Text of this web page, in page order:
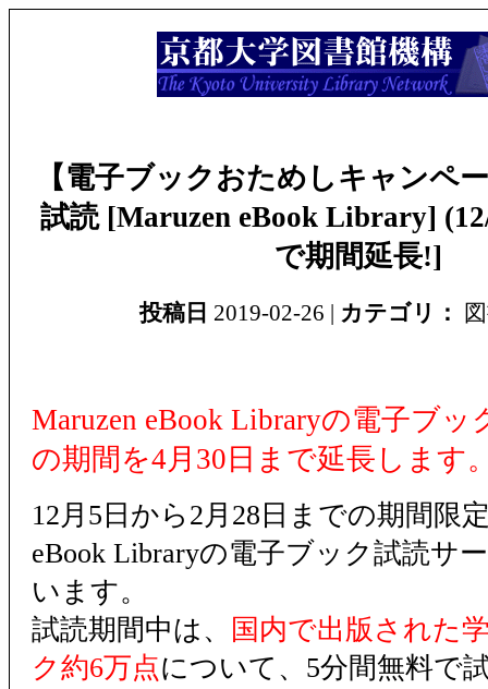
【電子ブックおためしキャンペ
試読 [Maruzen eBook Library]
で期間延長!]
投稿日 2019-02-26 | カテゴリ：
Maruzen eBook Libraryの電子ブ
の期間を4月30日まで延長します
12月5日から2月28日までの期間限
eBook Libraryの電子ブック試読サ
います。
試読期間中は、
国内で出版された
ク約6万点について、5分間無料で